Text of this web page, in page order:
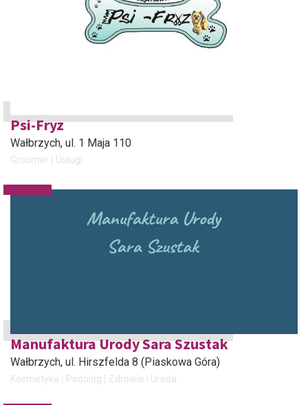
Psi-Fryz
Wałbrzych, ul. 1 Maja 110
Groomer Usługi
Manufaktura Urody Sara Szustak
Wałbrzych, ul. Hirszfelda 8 (Piaskowa Góra)
Kosmetyka Podolog Zdrowie i Uroda